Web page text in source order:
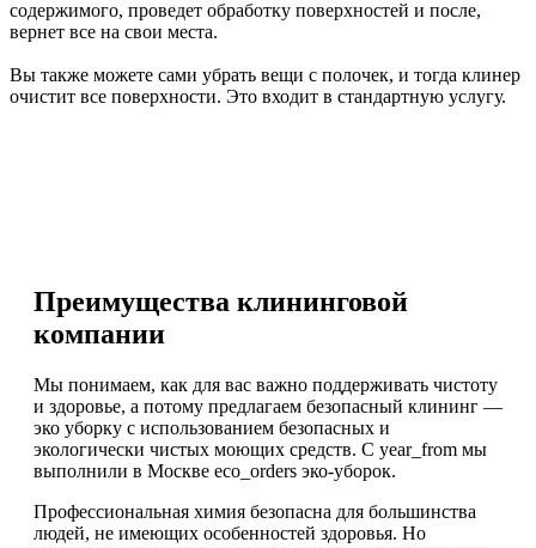
содержимого, проведет обработку поверхностей и после,
вернет все на свои места.
Вы также можете сами убрать вещи с полочек, и тогда клинер
очистит все поверхности. Это входит в стандартную услугу.
Преимущества клининговой
компании
Мы понимаем, как для вас важно поддерживать чистоту
и здоровье, а потому предлагаем безопасный клининг —
эко уборку с использованием безопасных и
экологически чистых моющих средств. С year_from мы
выполнили в Москве eco_orders эко-уборок.
Профессиональная химия безопасна для большинства
людей, не имеющих особенностей здоровья. Но